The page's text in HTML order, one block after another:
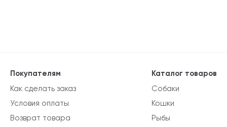
Каталог товаров
Собаки
Кошки
Рыбы
Покупателям
Как сделать заказ
Условия оплаты
Возврат товара